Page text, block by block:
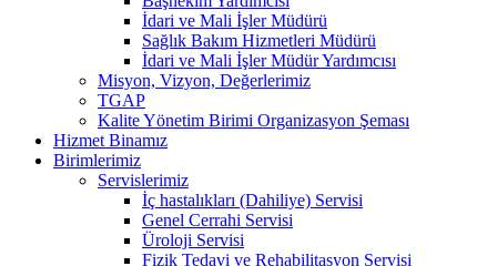
İdari ve Mali İşler Müdürü
Sağlık Bakım Hizmetleri Müdürü
İdari ve Mali İşler Müdür Yardımcısı
Misyon, Vizyon, Değerlerimiz
TGAP
Kalite Yönetim Birimi Organizasyon Şeması
Hizmet Binamız
Birimlerimiz
Servislerimiz
İç hastalıkları (Dahiliye) Servisi
Genel Cerrahi Servisi
Üroloji Servisi
Fizik Tedavi ve Rehabilitasyon Servisi